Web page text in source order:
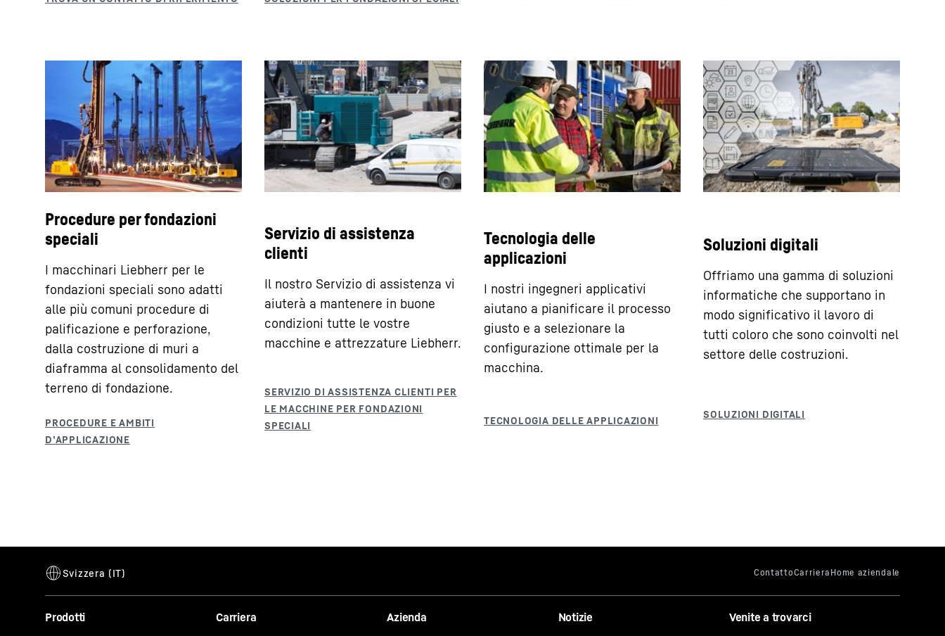
Procedure per fondazioni
speciali
I macchinari Liebherr per le
fondazioni speciali sono adatti
alle più comuni procedure di
palificazione e perforazione,
dalla costruzione di muri a
diaframma al consolidamento del
terreno di fondazione.
Servizio di assistenza
clienti
Il nostro Servizio di assistenza vi
aiuterà a mantenere in buone
condizioni tutte le vostre
macchine e attrezzature Liebherr.
Tecnologia delle
applicazioni
I nostri ingegneri applicativi
aiutano a pianificare il processo
giusto e a selezionare la
configurazione ottimale per la
macchina.
Soluzioni digitali
Offriamo una gamma di soluzioni
informatiche che supportano in
modo significativo il lavoro di
tutti coloro che sono coinvolti nel
settore delle costruzioni.
Prodotti Carriera Azienda Notizie Venite a trovarci